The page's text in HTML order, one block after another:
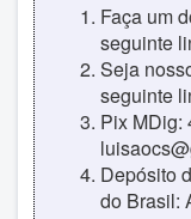
Faça um
seguinte
Seja
seguinte
Pix MDig:
Depósito
do Brasil: